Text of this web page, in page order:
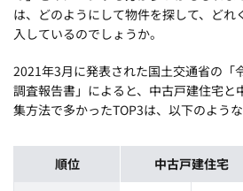
は、どのようにして物件を探して、どれ
入しているのでしょうか。
2021年3月に発表された国土交通省の
調査報告書」によると、中古戸建住宅と
集方法で多かったTOP3は、以下のような
順位 中古戸建住宅